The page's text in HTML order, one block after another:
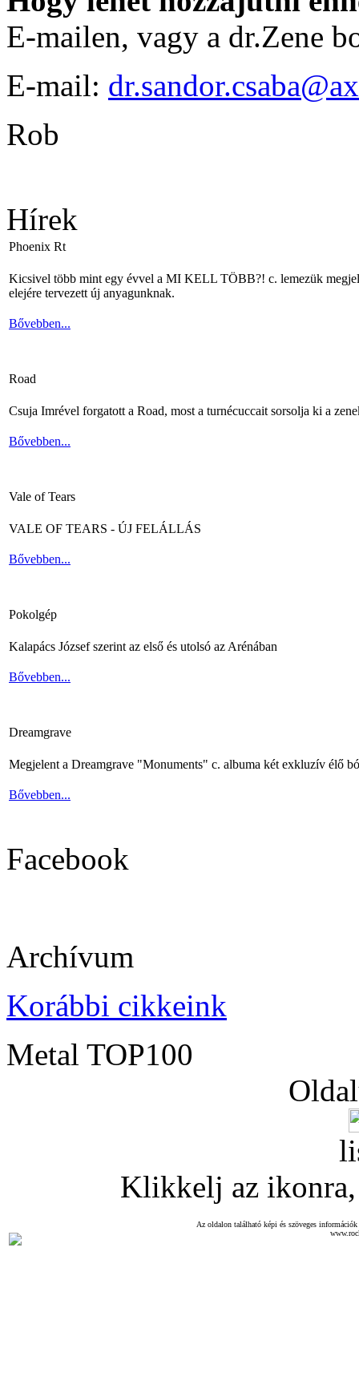
E-mailen, vagy a dr.Zene
E-mail:
Rob
Hírek
Phoenix Rt
Kicsivel több mint egy évvel a MI KELL TÖBB?! c. lemezük
elejére tervezett új anyagunknak.
Bővebben...
Road
Csuja Imrével forgatott a Road, most a turnécuccait sorsolja ki a
Bővebben...
Vale of Tears
VALE OF TEARS - ÚJ FELÁLLÁS
Bővebben...
Pokolgép
Kalapács József szerint az első és utolsó az Arénában
Bővebben...
Dreamgrave
Megjelent a Dreamgrave "Monuments" c. albuma két exkluzív élő
Bővebben...
Facebook
Archívum
Korábbi cikkeink
Metal TOP100
Klikkelj az ikonra,
Az oldalon található képi és szöveges információk